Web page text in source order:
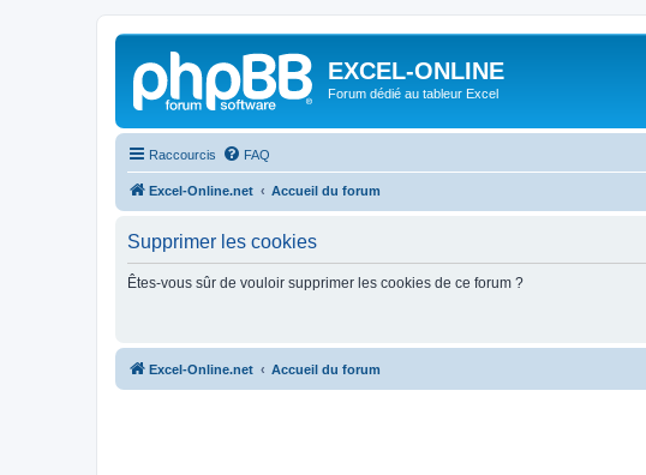
EXCEL-ONLINE
Forum dédié au tableur Excel
Raccourcis FAQ
Excel-Online.net Accueil du forum
Supprimer les cookies
Êtes-vous sûr de vouloir supprimer les cookies de ce forum ?
Excel-Online.net Accueil du forum